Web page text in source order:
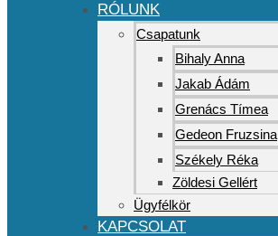
RÓLUNK
Csapatunk
Bihaly Anna
Jakab Ádám
Grenács Tímea
Gedeon Fruzsina
Székely Réka
Zöldesi Gellért
Ügyfélkör
KAPCSOLAT